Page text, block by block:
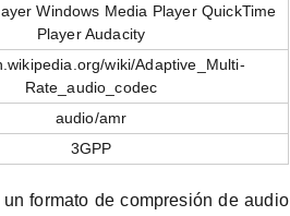
Windows Media Player QuickTime
Player Audacity
wiki/Adaptive_Multi-
Rate_audio_codec
audio/amr
3GPP
formato de compresión de audio